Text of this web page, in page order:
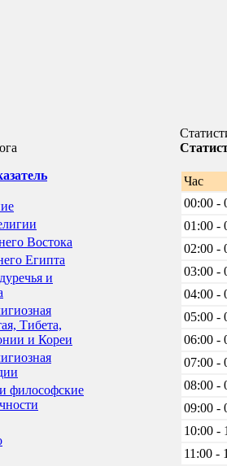
Востока
Египта
и
Тибета,
и Кореи
философские
Час
00:00 -
01:00 -
02:00 -
03:00 -
04:00 -
05:00 -
06:00 -
07:00 -
08:00 -
09:00 -
10:00 -
11:00 -